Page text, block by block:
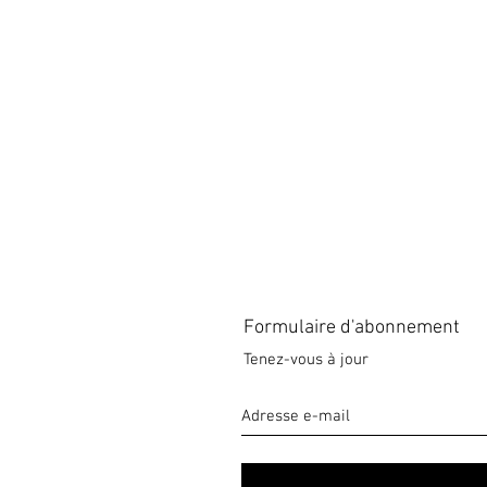
Formulaire d'abonnement
Tenez-vous à jour